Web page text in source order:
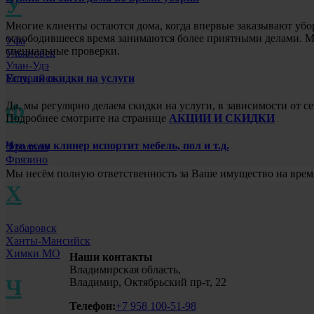
У
Уфа
Ульяновск
Улан-Удэ
Уссурийск
Ф
Фролово
Фрязино
Х
Хабаровск
Ханты-Мансийск
Химки МО
Ч
Многие клиенты остаются дома, когда впервые заказывают
освободившееся время занимаются более приятными делами.
специальные проверки.
Есть ли скидки на услуги
Да, мы регулярно делаем скидки на услуги, в зависимости
Подробнее смотрите на странице АКЦИИ И СКИДКИ
Что если клинер испортит мебель, пол и т.д.
Мы несём полную ответственность за Ваше имущество на
Наши контакты
Владимирская область,
Владимир, Октябрьский пр-т, 22
Телефон:+7 958 100-51-98